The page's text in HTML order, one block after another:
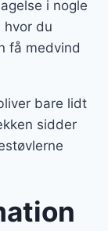
i nogle
hvor du
få medvind
bare lidt
sidder